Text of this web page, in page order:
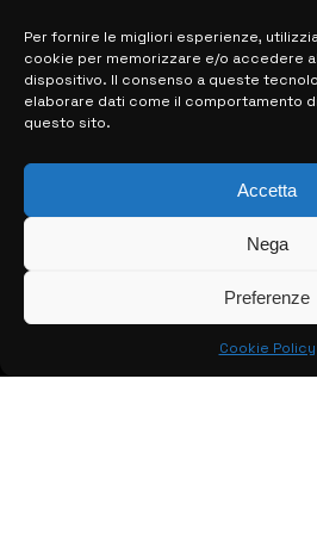
Per fornire le migliori esperienze,
cookie per memorizzare e/o accedere
dispositivo. Il consenso a queste
elaborare dati come il comportamento
questo sito.
Accetta
Nega
Preferenze
Cookie Policy
MAPPA DEL SITO
> NOTIZIE
> CONTATTI